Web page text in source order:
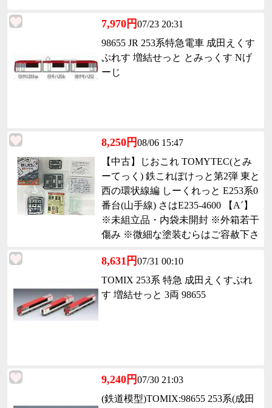
7,970円07/23 20:31
98655 JR 253系特急電車 成田えくす
ぷれす 増結せっと とみっくす Nげ
ーじ
8,250円08/06 15:47
【中古】じおこれ TOMYTEC(とみ
ーてっく) 鉄これぽけっと第2弾 東と
西の環状線編 しーくれっと E253系0
番台(山手線) さはE235-4600 【A´】
※未組立品・内袋未開封 ※外箱若干
傷み ※微細な塗装むらはご容赦下さ
8,631円07/31 00:10
TOMIX 253系 特急 成田えくすぷれ
す 増結せっと 3両 98655
9,240円07/30 21:03
(鉄道模型)TOMIX:98655 253系(成田